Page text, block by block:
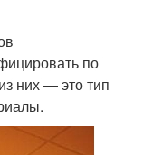
по
них — это тип